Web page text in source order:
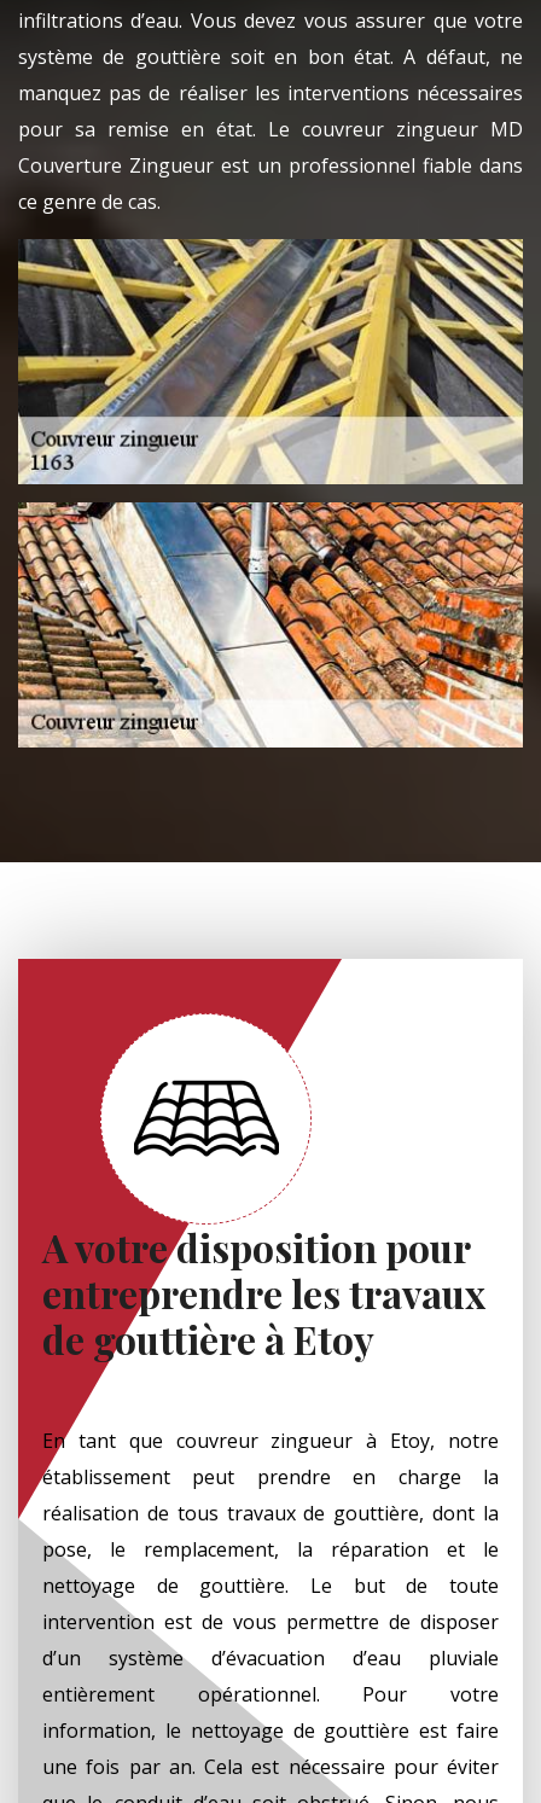
infiltrations d’eau. Vous devez vous assurer que votre
système de gouttière soit en bon état. A défaut, ne
manquez pas de réaliser les interventions nécessaires
pour sa remise en état. Le couvreur zingueur MD
Couverture Zingueur est un professionnel fiable dans
ce genre de cas.
A votre disposition pour
entreprendre les travaux
de gouttière à Etoy
En tant que couvreur zingueur à Etoy, notre
établissement peut prendre en charge la
réalisation de tous travaux de gouttière, dont la
pose, le remplacement, la réparation et le
nettoyage de gouttière. Le but de toute
intervention est de vous permettre de disposer
d’un système d’évacuation d’eau pluviale
entièrement opérationnel. Pour votre
information, le nettoyage de gouttière est faire
une fois par an. Cela est nécessaire pour éviter